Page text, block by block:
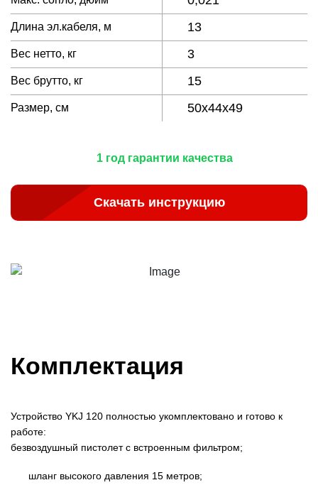
Длина эл.кабеля, м 13
Вес нетто, кг 3
Вес брутто, кг 15
Размер, см 50x44x49
1 год гарантии качества
Скачать инструкцию
Комплектация
Устройство YKJ 120 полностью укомплектовано и готово к
работе:
безвоздушный пистолет с встроенным фильтром;
шланг высокого давления 15 метров;